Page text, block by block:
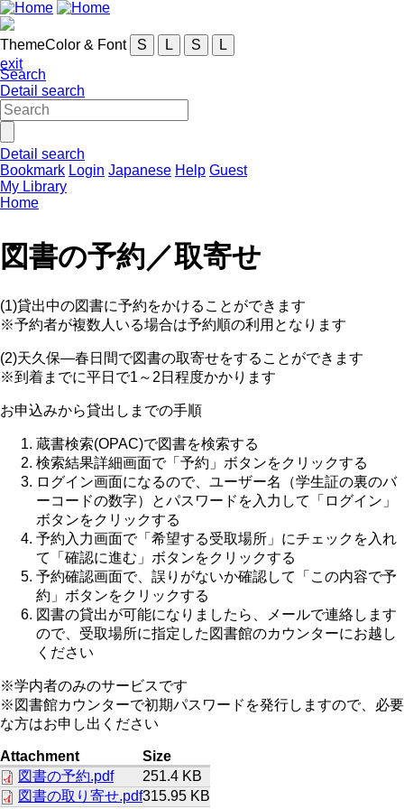
ThemeColor & Font S L S
L
exit
Search
Detail search
Detail search
Bookmark Login Japanese Help Guest
My Library
Home
図書の予約／取寄せ
(1)貸出中の図書に予約をかけることができます
※予約者が複数人いる場合は予約順の利用となります
(2)天久保―春日間で図書の取寄せをすることができます
※到着までに平日で1～2日程度かかります
お申込みから貸出しまでの手順
蔵書検索(OPAC)で図書を検索する
検索結果詳細画面で「予約」ボタンをクリックする
ログイン画面になるので、ユーザー名（学生証の裏のバ
ーコードの数字）とパスワードを入力して「ログイン」
ボタンをクリックする
予約入力画面で「希望する受取場所」にチェックを入れ
て「確認に進む」ボタンをクリックする
予約確認画面で、誤りがないか確認して「この内容で予
約」ボタンをクリックする
図書の貸出が可能になりましたら、メールで連絡します
ので、受取場所に指定した図書館のカウンターにお越し
ください
※学内者のみのサービスです
※図書館カウンターで初期パスワードを発行しますので、必要
な方はお申し出ください
Attachment
Size
図書の予約.pdf
251.4 KB
図書の取り寄せ.pdf315.95 KB